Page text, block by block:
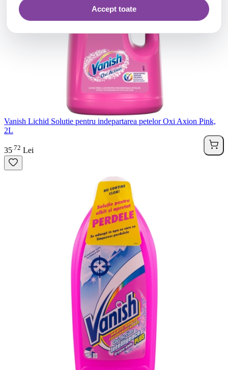
Accept toate
Vanish Lichid Solutie pentru indepartarea petelor Oxi Axion Pink,
2L
35 72 Lei